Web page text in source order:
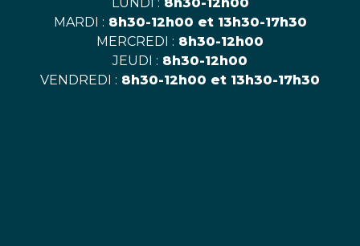
LUNDI : 8h30-12h00
MARDI : 8h30-12h00 et 13h30-17h30
MERCREDI : 8h30-12h00
JEUDI : 8h30-12h00
VENDREDI : 8h30-12h00 et 13h30-17h30